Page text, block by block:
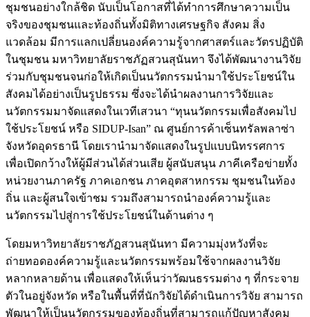
ชุมชนอย่างใกล้ชิด นับเป็นโอกาสที่ได้ทำการศึกษาความเป็น
จริงของชุมชนและท้องถิ่นทั้งมิติทางเศรษฐกิจ สังคม สิ่ง
แวดล้อม มีการแลกเปลี่ยนองค์ความรู้จากศาสตร์และวัตรปฏิบัติ
ในชุมชน มหาวิทยาลัยราชภัฏสวนสุนันทา จึงได้พัฒนางานวิจัย
ร่วมกับชุมชนจนก่อให้เกิดเป็นนวัตกรรมนำมาใช้ประโยชน์ใน
สังคมได้อย่างเป็นรูปธรรม ซึ่งจะได้นำผลงานการวิจัยและ
นวัตกรรมมาจัดแสดงในเวทีเสวนา “ทุนนวัตกรรมเพื่อสังคมไป
ใช้ประโยชน์ หรือ SIDUP-Isan” ณ ศูนย์การค้าเซ็นทรัลพลาซ่า
จังหวัดอุดรธานี โดยเรานำมาจัดแสดงในรูปแบบนิทรรศการ
เพื่อเปิดกว้างให้ผู้มีส่วนได้ส่วนเสีย ผู้สนับสนุน ภาคีเครือข่ายทั้ง
หน่วยงานภาครัฐ ภาคเอกชน ภาคอุตสาหกรรม ชุมชนในท้อง
ถิ่น และผู้สนใจเข้าชม รวมถึงสามารถนำองค์ความรู้และ
นวัตกรรมไปสู่การใช้ประโยชน์ในด้านต่าง ๆ
โดยมหาวิทยาลัยราชภัฏสวนสุนันทา มีความมุ่งหวังที่จะ
ถ่ายทอดองค์ความรู้และนวัตกรรมพร้อมใช้จากผลงานวิจัย
หลากหลายด้าน เพื่อแสดงให้เห็นว่าวัฒนธรรมต่าง ๆ ที่กระจาย
ตัวในอยู่จังหวัด หรือในพื้นที่ที่นักวิจัยได้ดำเนินการวิจัย สามารถ
พัฒนาให้เป็นนวัตกรรมของท้องถิ่นที่สามารถแก้ปัญหาสังคม